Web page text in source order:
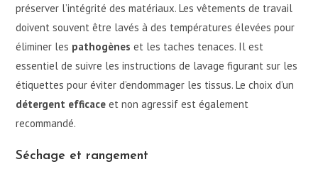
préserver l’intégrité des matériaux. Les vêtements de travail
doivent souvent être lavés à des températures élevées pour
éliminer les pathogènes et les taches tenaces. Il est
essentiel de suivre les instructions de lavage figurant sur les
étiquettes pour éviter d’endommager les tissus. Le choix d’un
détergent efficace et non agressif est également
recommandé.
Séchage et rangement